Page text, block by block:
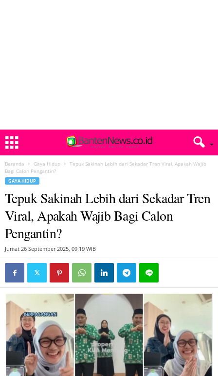
Beranda Gaya Hidup
Tepuk Sakinah Lebih dari Sekadar Tren Viral, Apakah Wajib
Bagi Calon Pengantin?
GAYA HIDUP
Tepuk Sakinah Lebih dari Sekadar Tren
Viral, Apakah Wajib Bagi Calon
Pengantin?
Jumat 26 September 2025, 09:19 WIB